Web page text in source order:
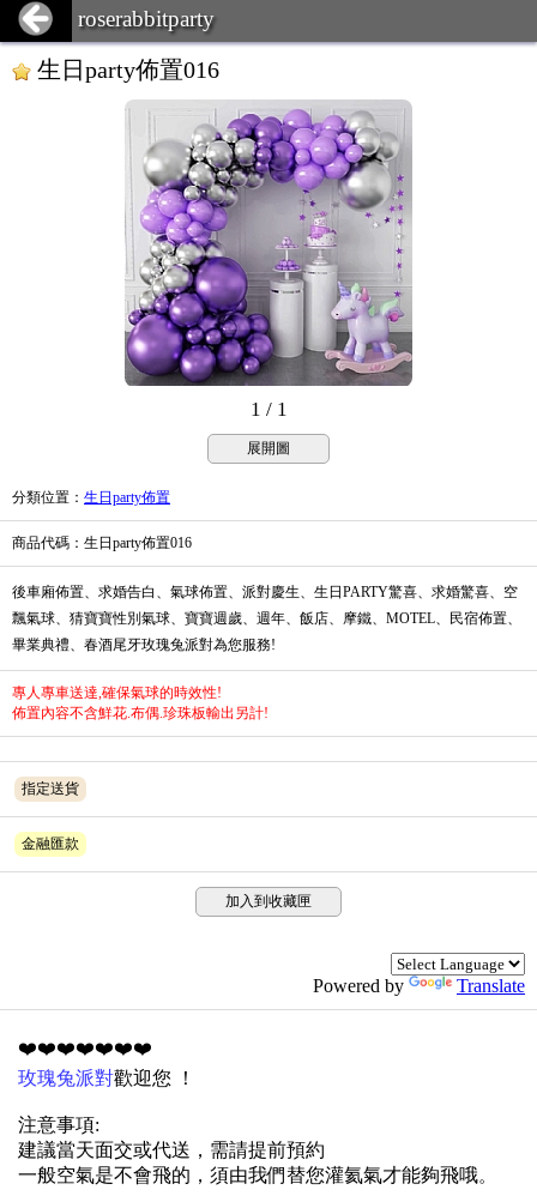
roserabbitparty
生日party佈置016
1 / 1
展開圖
分類位置 ： 生日party佈置
商品代碼 ：生日party佈置016
後車廂佈置、求婚告白、氣球佈置、派對慶生、生日PARTY驚喜、求婚驚喜、空
飄氣球、猜寶寶性別氣球、寶寶週歲、週年、飯店、摩鐵、MOTEL、民宿佈置、
畢業典禮、春酒尾牙玫瑰兔派對為您服務!
專人專車送達,確保氣球的時效性!
佈置內容不含鮮花.布偶.珍珠板輸出另計!
指定送貨
金融匯款
加入到收藏匣
Powered by Translate
❤️❤️❤️❤️❤️❤️❤️
玫瑰兔派對歡迎您 ！
注意事項:
建議當天面交或代送，需請提前預約
一般空氣是不會飛的，須由我們替您灌氦氣才能夠飛哦。